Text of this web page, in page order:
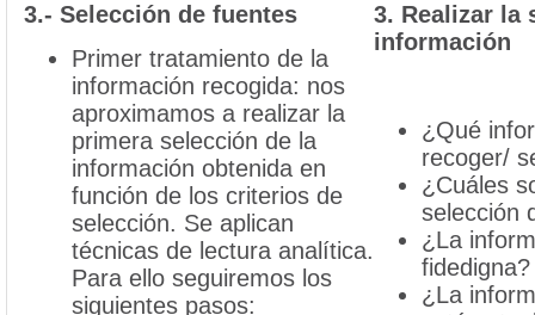
3.- Selección de fuentes
Primer tratamiento de la
información recogida: nos
aproximamos a realizar la
primera selección de la
información obtenida en
función de los criterios de
selección. Se aplican
técnicas de lectura analítica.
Para ello seguiremos los
siguientes pasos:
3. Realizar la
información
¿Qué
recoger/
¿Cuáles
selección
¿La
fidedigna?
¿La